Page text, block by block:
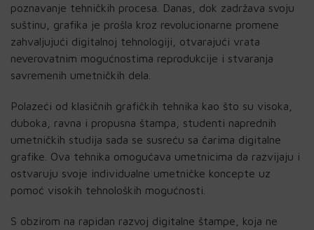
poznavanje tehničkih procesa. Danas, dok zadržava svoju
suštinu, grafika je prošla kroz revolucionarne promene
zahvaljujući digitalnoj tehnologiji, otvarajući vrata
neverovatnim mogućnostima reprodukcije i stvaranja
savremenih umetničkih dela.
Polazeći od klasičnih grafičkih tehnika kao što su visoka,
duboka, ravna i propusna štampa, studenti naprednih
umetničkih studija sada se susreću sa čarima digitalne
grafike. Ova tehnika omogućava umetnicima da razvijaju i
ostvaruju svoje individualne umetničke koncepte uz
pomoć visokih tehnoloških mogućnosti.
S obzirom na rapidan razvoj digitalne štampe, koja ne